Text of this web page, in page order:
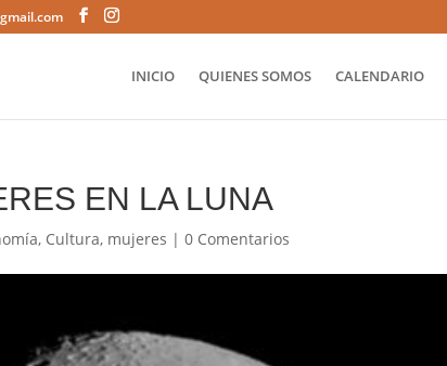
INICIO QUIENES SOMOS CALENDARIO
EN LA LUNA
, Cultura, mujeres |0 Comentarios